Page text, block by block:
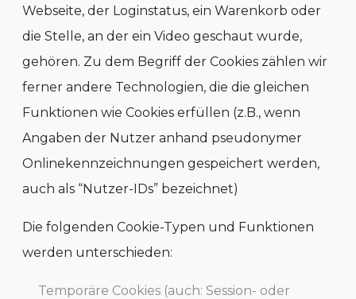
Webseite, der Loginstatus, ein Warenkorb oder
die Stelle, an der ein Video geschaut wurde,
gehören. Zu dem Begriff der Cookies zählen wir
ferner andere Technologien, die die gleichen
Funktionen wie Cookies erfüllen (z.B., wenn
Angaben der Nutzer anhand pseudonymer
Onlinekennzeichnungen gespeichert werden,
auch als “Nutzer-IDs” bezeichnet)
Die folgenden Cookie-Typen und Funktionen
werden unterschieden:
Temporäre Cookies (auch: Session- oder